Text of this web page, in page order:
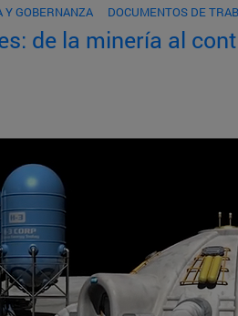
GOBERNANZA DOCUMENTOS DE
de la minería al